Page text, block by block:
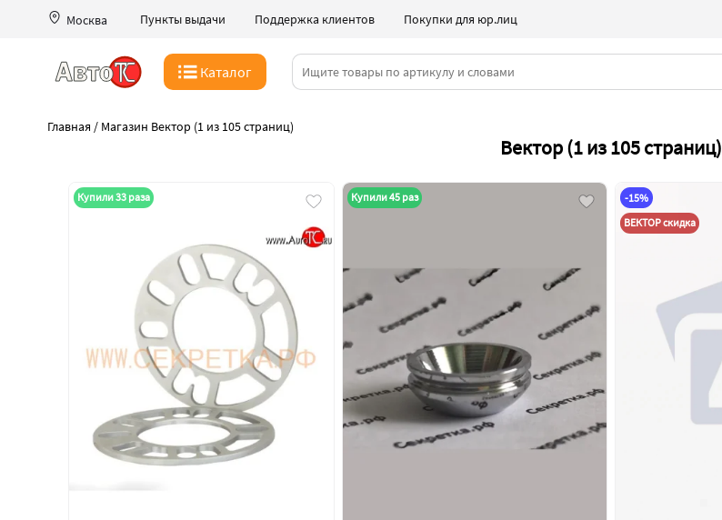
Москва Пункты выдачи Поддержка клиентов Покупки для юр.лиц
Каталог
Главная / Магазин Вектор (1 из 105 страниц)
Вектор (1 из 105 страниц)
Купили 33 раза Купили 45 раз
-15%
ВЕКТОР скидка